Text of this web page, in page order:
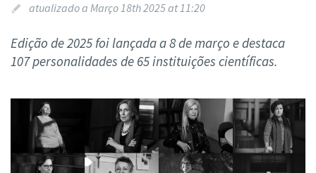
atualizado a Março 18th 2025 at 11:20
Edição de 2025 foi lançada a 8 de março e destaca
107 personalidades de 65 instituições científicas.